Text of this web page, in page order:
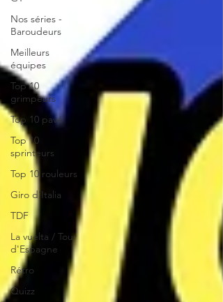
Nos séries -
Baroudeurs
Meilleurs
équipes
Top 10
grimpeurs
Top 10 pavé
Top 10
sprinteurs
Top 10 rouleurs
Giro d'Italia
TDF
La vuelta / Tour
d'Espagne
Rétro
Quizz